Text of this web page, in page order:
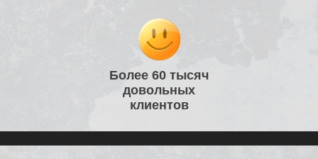
Более 60 тысяч
довольных
клиентов